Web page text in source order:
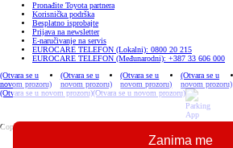
Zanima me
Pronađite Toyota partnera
Korisnička podrška
Besplatno isprobajte
Prijava na newsletter
E-naručivanje na servis
EUROCARE TELEFON (Lokalni): 0800 20 215
EUROCARE TELEFON (Međunarodni): +387 33 606 000
(Otvara se u
novom prozoru)
(Otvara se u
novom prozoru)
(Otvara se u
novom prozoru)
(Otvara se u
novom prozoru)
(Otvara se u novom prozoru)(Otvara se u novom prozoru)
Copyright © Toyota 2026